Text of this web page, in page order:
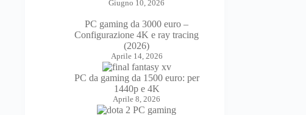
Giugno 10, 2026
PC gaming da 3000 euro –
Configurazione 4K e ray tracing
(2026)
Aprile 14, 2026
PC da gaming da 1500 euro: per
1440p e 4K
Aprile 8, 2026